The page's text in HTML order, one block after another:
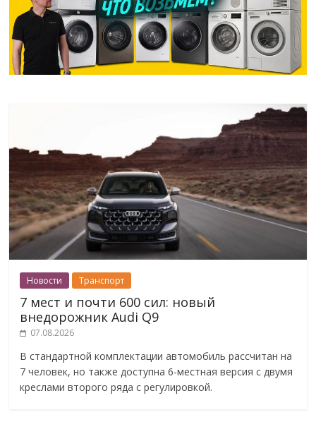
Новости Транспорт
7 мест и почти 600 сил: новый
внедорожник Audi Q9
07.08.2026
В стандартной комплектации автомобиль рассчитан на
7 человек, но также доступна 6-местная версия с двумя
креслами второго ряда с регулировкой.